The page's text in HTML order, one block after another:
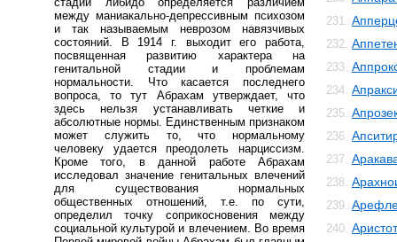
между маниакально-депрессивным психозом
и так называемым неврозом навязчивых
состояний. В 1914 г. выходит его работа,
посвященная развитию характера на
генитальной стадии и проблемам
нормальности. Что касается последнего
вопроса, то тут Абрахам утверждает, что
здесь нельзя устанавливать четкие и
абсолютные нормы. Единственным признаком
может служить то, что нормальному
человеку удается преодолеть нарциссизм.
Кроме того, в данной работе Абрахам
исследовал значение генитальных влечений
для существования нормальных
общественных отношений, т.е. по сути,
определил точку соприкосновения между
социальной культурой и влечением. Во время
231.
232.
233.
234.
235.
236.
237.
238.
239.
240.